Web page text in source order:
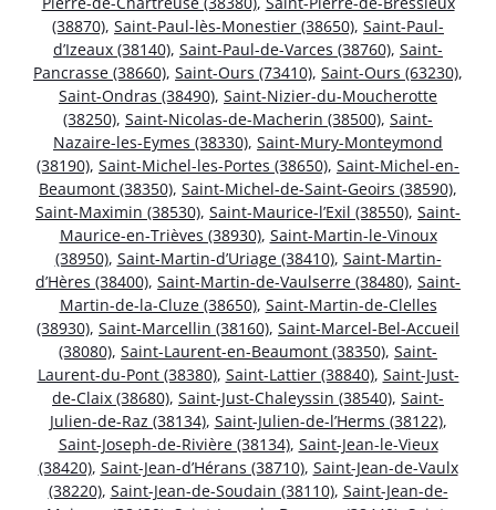
(38870), Saint-Paul-lès-Monestier (38650), Saint-Paul-
d’Izeaux (38140), Saint-Paul-de-Varces (38760), Saint-
Pancrasse (38660), Saint-Ours (73410), Saint-Ours (63230),
Saint-Ondras (38490), Saint-Nizier-du-Moucherotte
(38250), Saint-Nicolas-de-Macherin (38500), Saint-
Nazaire-les-Eymes (38330), Saint-Mury-Monteymond
(38190), Saint-Michel-les-Portes (38650), Saint-Michel-en-
Beaumont (38350), Saint-Michel-de-Saint-Geoirs (38590),
Saint-Maximin (38530), Saint-Maurice-l’Exil (38550), Saint-
Maurice-en-Trièves (38930), Saint-Martin-le-Vinoux
(38950), Saint-Martin-d’Uriage (38410), Saint-Martin-
d’Hères (38400), Saint-Martin-de-Vaulserre (38480), Saint-
Martin-de-la-Cluze (38650), Saint-Martin-de-Clelles
(38930), Saint-Marcellin (38160), Saint-Marcel-Bel-Accueil
(38080), Saint-Laurent-en-Beaumont (38350), Saint-
Laurent-du-Pont (38380), Saint-Lattier (38840), Saint-Just-
de-Claix (38680), Saint-Just-Chaleyssin (38540), Saint-
Julien-de-Raz (38134), Saint-Julien-de-l’Herms (38122),
Saint-Joseph-de-Rivière (38134), Saint-Jean-le-Vieux
(38420), Saint-Jean-d’Hérans (38710), Saint-Jean-de-Vaulx
(38220), Saint-Jean-de-Soudain (38110), Saint-Jean-de-